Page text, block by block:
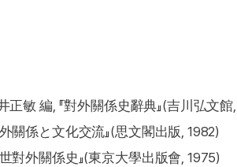
正敏 編, 『對外關係史辭典』(吉川弘文
關係と文化交流』(思文閣出版, 1982)
對外關係史』(東京大學出版會, 1975)